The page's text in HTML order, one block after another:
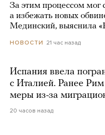
За этим процессом мог
а избежать новых
Мединский, выяснила
НОВОСТИ 21 час назад
Испания ввела
с Италией. Ранее
меры из-за
20 часов назад